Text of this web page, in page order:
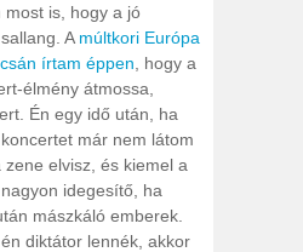
most is, hogy a jó
A múltkori Európa
írtam éppen , hogy a
élmény átmossa,
Én egy idő után, ha
már nem látom
elvisz, és kiemel a
idegesítő, ha
mászkáló emberek.
diktátor lennék, akkor